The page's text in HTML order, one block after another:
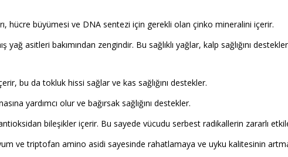
hücre büyümesi ve DNA sentezi için gerekli olan çinko mineralini içerir.
yağ asitleri bakımından zengindir. Bu sağlıklı yağlar, kalp sağlığını
bu da tokluk hissi sağlar ve kas sağlığını destekler.
yardımcı olur ve bağırsak sağlığını destekler.
bileşikler içerir. Bu sayede vücudu serbest radikallerin zararlı
ve triptofan amino asidi sayesinde rahatlamaya ve uyku kalitesinin